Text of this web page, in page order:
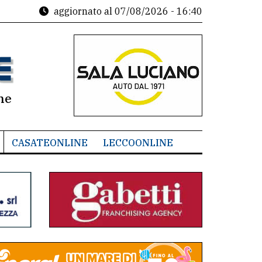
aggiornato al 07/08/2026 - 16:40
CASATEONLINE LECCOONLINE